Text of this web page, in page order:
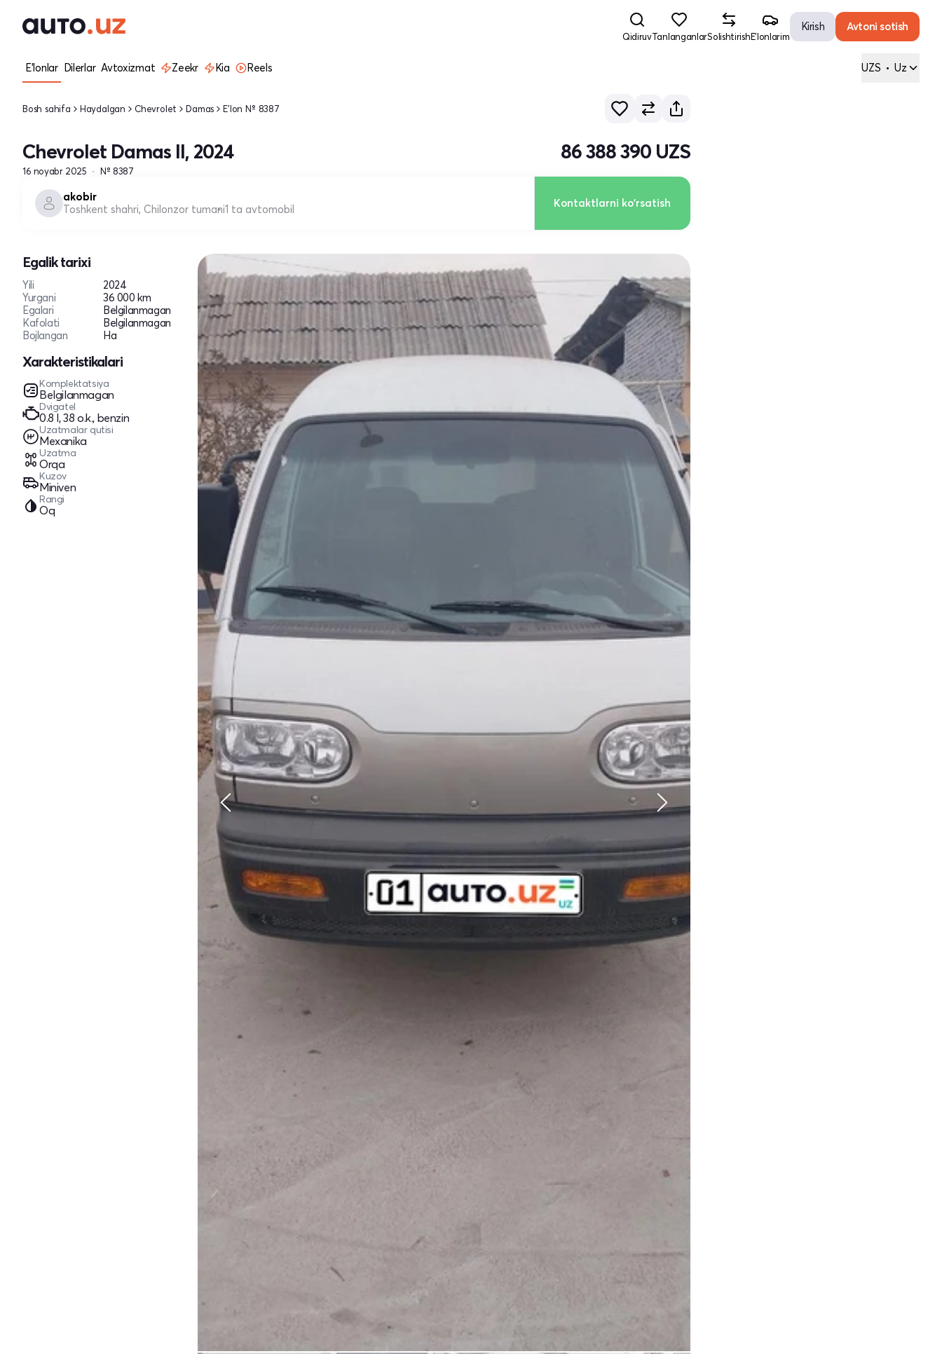
QidiruvTanlanganlarSolishtirishE'lonlarim
Kirish Avtoni sotish
E'lonlar Dilerlar Avtoxizmat Zeekr Kia Reels UZS • Uz
Bosh sahifa Haydalgan Chevrolet Damas E'lon № 8387
Chevrolet Damas II, 2024
16 noyabr 2025 № 8387
86 388 390 UZS
akobir
Toshkent shahri, Chilonzor tumani1 ta avtomobil Kontaktlarni ko'rsatish
Egalik tarixi
Yili
2024
Yurgani
36 000 km
Egalari
Belgilanmagan
Kafolati
Belgilanmagan
Bojlangan
Ha
Xarakteristikalari
Komplektatsiya
Belgilanmagan
Dvigatel
0.8 l, 38 o.k., benzin
Uzatmalar qutisi
Mexanika
Uzatma
Orqa
Kuzov
Miniven
Rangi
Oq